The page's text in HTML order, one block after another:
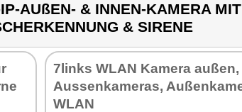
AUßEN- & INNEN-KAMERA
& SIRENE
7links WLAN Kamera außen,
Aussenkameras,
WLAN